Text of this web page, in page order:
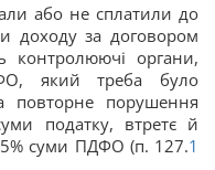
або не сплатили до
доходу за договором
органи,
який треба було
повторне порушення
податку, втретє й
суми ПДФО (п. 127.1